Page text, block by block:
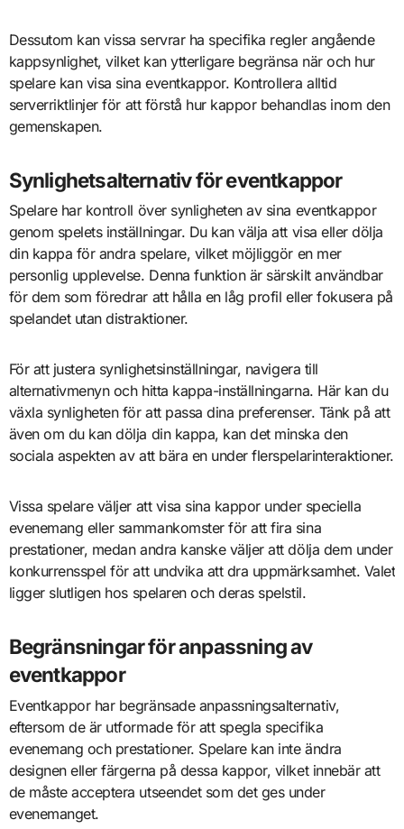
Dessutom kan vissa servrar ha specifika regler angående
kappsynlighet, vilket kan ytterligare begränsa när och hur
spelare kan visa sina eventkappor. Kontrollera alltid
serverriktlinjer för att förstå hur kappor behandlas inom den
gemenskapen.
Synlighetsalternativ för eventkappor
Spelare har kontroll över synligheten av sina eventkappor
genom spelets inställningar. Du kan välja att visa eller dölja
din kappa för andra spelare, vilket möjliggör en mer
personlig upplevelse. Denna funktion är särskilt användbar
för dem som föredrar att hålla en låg profil eller fokusera på
spelandet utan distraktioner.
För att justera synlighetsinställningar, navigera till
alternativmenyn och hitta kappa-inställningarna. Här kan du
växla synligheten för att passa dina preferenser. Tänk på att
även om du kan dölja din kappa, kan det minska den
sociala aspekten av att bära en under flerspelarinteraktioner.
Vissa spelare väljer att visa sina kappor under speciella
evenemang eller sammankomster för att fira sina
prestationer, medan andra kanske väljer att dölja dem under
konkurrensspel för att undvika att dra uppmärksamhet. Valet
ligger slutligen hos spelaren och deras spelstil.
Begränsningar för anpassning av
eventkappor
Eventkappor har begränsade anpassningsalternativ,
eftersom de är utformade för att spegla specifika
evenemang och prestationer. Spelare kan inte ändra
designen eller färgerna på dessa kappor, vilket innebär att
de måste acceptera utseendet som det ges under
evenemanget.